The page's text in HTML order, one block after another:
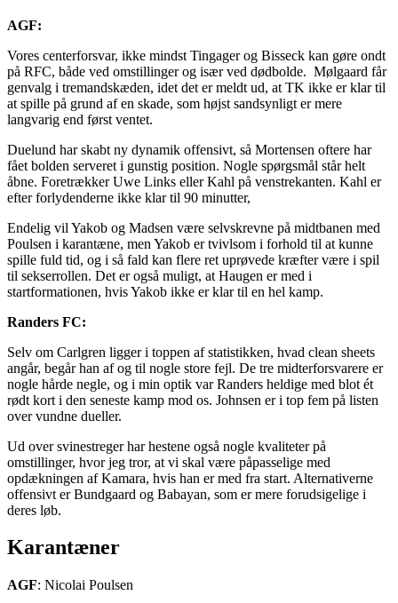
AGF:
Vores centerforsvar, ikke mindst Tingager og Bisseck kan gøre ondt
på RFC, både ved omstillinger og især ved dødbolde. Mølgaard får
genvalg i tremandskæden, idet det er meldt ud, at TK ikke er klar til
at spille på grund af en skade, som højst sandsynligt er mere
langvarig end først ventet.
Duelund har skabt ny dynamik offensivt, så Mortensen oftere har
fået bolden serveret i gunstig position. Nogle spørgsmål står helt
åbne. Foretrækker Uwe Links eller Kahl på venstrekanten. Kahl er
efter forlydenderne ikke klar til 90 minutter,
Endelig vil Yakob og Madsen være selvskrevne på midtbanen med
Poulsen i karantæne, men Yakob er tvivlsom i forhold til at kunne
spille fuld tid, og i så fald kan flere ret uprøvede kræfter være i spil
til sekserrollen. Det er også muligt, at Haugen er med i
startformationen, hvis Yakob ikke er klar til en hel kamp.
Randers FC:
Selv om Carlgren ligger i toppen af statistikken, hvad clean sheets
angår, begår han af og til nogle store fejl. De tre midterforsvarere er
nogle hårde negle, og i min optik var Randers heldige med blot ét
rødt kort i den seneste kamp mod os. Johnsen er i top fem på listen
over vundne dueller.
Ud over svinestreger har hestene også nogle kvaliteter på
omstillinger, hvor jeg tror, at vi skal være påpasselige med
opdækningen af Kamara, hvis han er med fra start. Alternativerne
offensivt er Bundgaard og Babayan, som er mere forudsigelige i
deres løb.
Karantæner
AGF: Nicolai Poulsen